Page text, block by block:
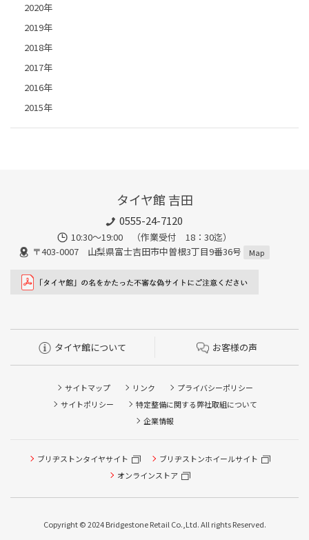
2020年
2019年
2018年
2017年
2016年
2015年
タイヤ館 吉田
0555-24-7120
10:30～19:00 （作業受付 18：30迄）
〒403-0007 山梨県富士吉田市中曽根3丁目9番36号
Map
タイヤ館について お客様の声
サイトマップ リンク
プライバシーポリシー
サイトポリシー
特定整備に関する弊社取組について
企業情報
ブリヂストンタイヤサイト
ブリヂストンホイールサイト
オンラインストア
Copyright © 2024 Bridgestone Retail Co.,Ltd. All rights Reserved.
タイヤ点検・安全点検/タイヤ履き替え/オイル交換/その他
ピット作業の予約
本日のタイヤ履き替え順番待ち予約 ※クローク契約会員の